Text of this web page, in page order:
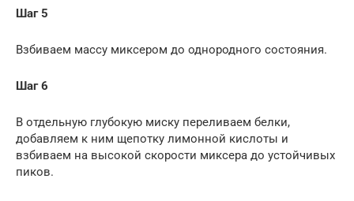
Шаг 5
Взбиваем массу миксером до однородного состояния.
Шаг 6
В отдельную глубокую миску переливаем белки,
добавляем к ним щепотку лимонной кислоты и
взбиваем на высокой скорости миксера до устойчивых
пиков.